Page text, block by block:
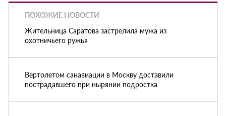
ПОХОЖИЕ НОВОСТИ
Жительница Саратова застрелила мужа из
охотничьего ружья
Вертолетом санавиации в Москву доставили
пострадавшего при нырянии подростка